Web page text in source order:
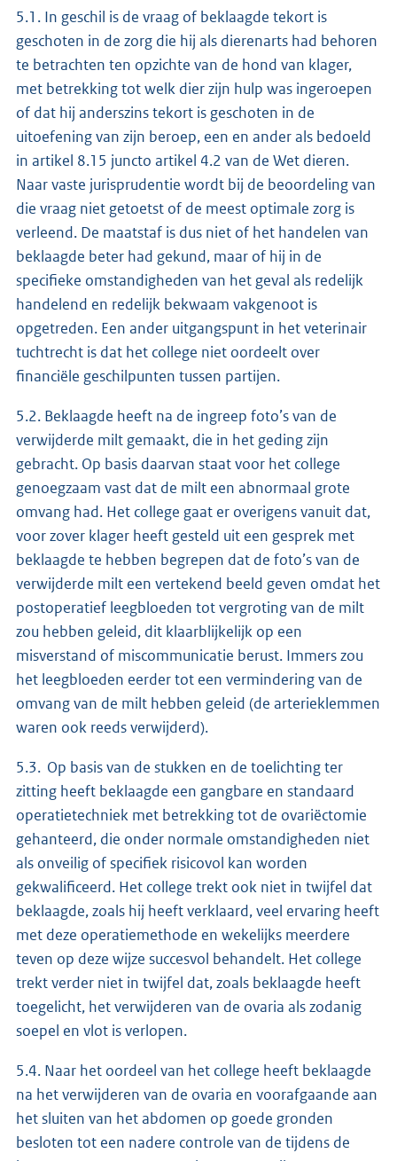
5.1. In geschil is de vraag of beklaagde tekort is
geschoten in de zorg die hij als dierenarts had behoren
te betrachten ten opzichte van de hond van klager,
met betrekking tot welk dier zijn hulp was ingeroepen
of dat hij anderszins tekort is geschoten in de
uitoefening van zijn beroep, een en ander als bedoeld
in artikel 8.15 juncto artikel 4.2 van de Wet dieren.
Naar vaste jurisprudentie wordt bij de beoordeling van
die vraag niet getoetst of de meest optimale zorg is
verleend. De maatstaf is dus niet of het handelen van
beklaagde beter had gekund, maar of hij in de
specifieke omstandigheden van het geval als redelijk
handelend en redelijk bekwaam vakgenoot is
opgetreden. Een ander uitgangspunt in het veterinair
tuchtrecht is dat het college niet oordeelt over
financiële geschilpunten tussen partijen.
5.2. Beklaagde heeft na de ingreep foto’s van de
verwijderde milt gemaakt, die in het geding zijn
gebracht. Op basis daarvan staat voor het college
genoegzaam vast dat de milt een abnormaal grote
omvang had. Het college gaat er overigens vanuit dat,
voor zover klager heeft gesteld uit een gesprek met
beklaagde te hebben begrepen dat de foto’s van de
verwijderde milt een vertekend beeld geven omdat het
postoperatief leegbloeden tot vergroting van de milt
zou hebben geleid, dit klaarblijkelijk op een
misverstand of miscommunicatie berust. Immers zou
het leegbloeden eerder tot een vermindering van de
omvang van de milt hebben geleid (de arterieklemmen
waren ook reeds verwijderd).
5.3. Op basis van de stukken en de toelichting ter
zitting heeft beklaagde een gangbare en standaard
operatietechniek met betrekking tot de ovariëctomie
gehanteerd, die onder normale omstandigheden niet
als onveilig of specifiek risicovol kan worden
gekwalificeerd. Het college trekt ook niet in twijfel dat
beklaagde, zoals hij heeft verklaard, veel ervaring heeft
met deze operatiemethode en wekelijks meerdere
teven op deze wijze succesvol behandelt. Het college
trekt verder niet in twijfel dat, zoals beklaagde heeft
toegelicht, het verwijderen van de ovaria als zodanig
soepel en vlot is verlopen.
5.4. Naar het oordeel van het college heeft beklaagde
na het verwijderen van de ovaria en voorafgaande aan
het sluiten van het abdomen op goede gronden
besloten tot een nadere controle van de tijdens de